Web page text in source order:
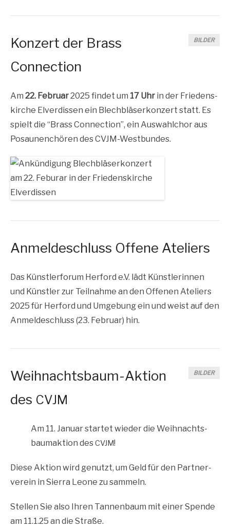
Konzert der Brass
Connection
BILDER
Am 22. Febru­ar2025 fin­det um 17 Uhr in der Frie­dens­
kir­che Elver­dis­sen ein Blech­blä­ser­kon­zert statt. Es
spielt die “Brass Con­nec­tion”, ein Aus­wahl­chor aus
Posau­nen­chö­ren des CVJM-Westbundes.
Anmeldeschluss Offene Ateliers
Das Künst­ler­fo­rum Her­ford e.V. lädt Künst­le­rin­nen
und Künst­ler zur Teil­nah­me an den Offe­nen Ate­liers
2025 für Her­ford und Umge­bung ein und weist auf den
Anmel­de­schluss (23. Febru­ar) hin.
Weihnachtsbaum-Aktion
des CVJM
BILDER
Am 11. Janu­ar star­tet wie­der die Weih­nachts­
baum­ak­ti­on desCVJM!
Die­se Akti­on wird genutzt, um Geld für den Part­ner­
ver­ein in Sier­ra Leo­ne zu sammeln.
Stel­len Sie also Ihren Tan­nen­baum mit einer Spen­de
am 11.1.25 an die Straße.